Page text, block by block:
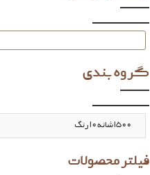
گروه بندی
فیلتر محصولات